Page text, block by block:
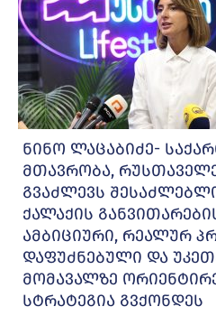
ნინო ლაცაბიძე-
მთავრობა,
გვაძლევს
ქალაქის
ამბიციური, რეალურ
დაფუძნებული და
მომავალზე
სტრატეგია გვქონდეს